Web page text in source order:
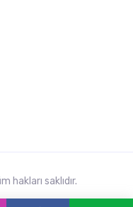
hakları saklıdır.